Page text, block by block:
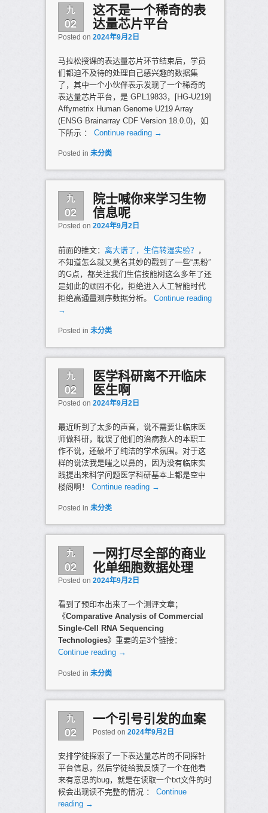
九
02
这不是一个稀奇的表
达量芯片平台
Posted on 2024年9月2日
马拉松授课的表达量芯片环节结束后，学员
们都迫不及待的处理自己感兴趣的数据集
了，其中一个小伙伴表示发现了一个稀奇的
表达量芯片平台，是 GPL19833，[HG-U219]
Affymetrix Human Genome U219 Array
(ENSG Brainarray CDF Version 18.0.0)，如
下所示 ： Continue reading →
Posted in 未分类
九
02
院士喊你来学习生物
信息呢
Posted on 2024年9月2日
前面的推文： 离大谱了，生信转湿实验？ ，
不知道怎么就又莫名其妙的戳到了一些“黑粉”
的G点，都关注我们生信技能树这么多年了还
是如此的顽固不化，拒绝进入人工智能时代
拒绝高通量测序数据分析。 Continue reading
→
Posted in 未分类
九
02
医学科研离不开临床
医生啊
Posted on 2024年9月2日
最近听到了太多的声音，说不需要让临床医
师做科研，耽误了他们的治病救人的本职工
作不说，还破坏了纯洁的学术氛围。对于这
样的说法我是嗤之以鼻的，因为没有临床实
践提出来科学问题医学科研基本上都是空中
楼阁啊！ Continue reading →
Posted in 未分类
九
02
一网打尽全部的商业
化单细胞数据处理
Posted on 2024年9月2日
看到了预印本出来了一个测评文章；
《Comparative Analysis of Commercial
Single-Cell RNA Sequencing
Technologies》重要的是3个链接：
Continue reading →
Posted in 未分类
九
02
一个引号引发的血案
Posted on 2024年9月2日
安排学徒探索了一下表达量芯片的不同探针
平台信息，然后学徒给我反馈了一个在他看
来有意思的bug，就是在读取一个txt文件的时
候会出现读不完整的情况 ： Continue
reading →